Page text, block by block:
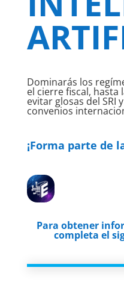
Dominarás los
el cierre fiscal, hasta
evitar glosas del SRI
convenios
¡Forma parte de
Para obtener
completa el